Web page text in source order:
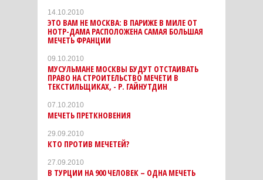
14.10.2010
ЭТО ВАМ НЕ МОСКВА: В ПАРИЖЕ В МИЛЕ ОТ
НОТР-ДАМА РАСПОЛОЖЕНА САМАЯ БОЛЬШАЯ
МЕЧЕТЬ ФРАНЦИИ
09.10.2010
МУСУЛЬМАНЕ МОСКВЫ БУДУТ ОТСТАИВАТЬ
ПРАВО НА СТРОИТЕЛЬСТВО МЕЧЕТИ В
ТЕКСТИЛЬЩИКАХ, - Р. ГАЙНУТДИН
07.10.2010
МЕЧЕТЬ ПРЕТКНОВЕНИЯ
29.09.2010
КТО ПРОТИВ МЕЧЕТЕЙ?
27.09.2010
В ТУРЦИИ НА 900 ЧЕЛОВЕК – ОДНА МЕЧЕТЬ